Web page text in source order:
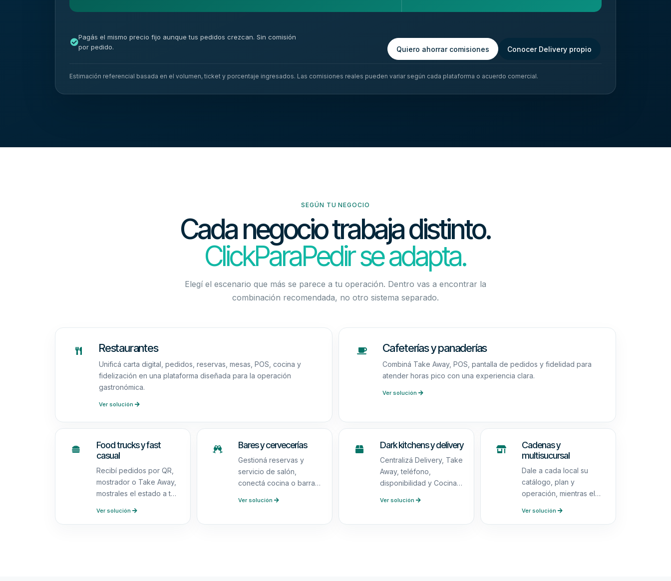
Pagás el mismo precio fijo aunque tus pedidos crezcan. Sin comisión
por pedido.
Quiero ahorrar comisiones Conocer Delivery propio
Estimación referencial basada en el volumen, ticket y porcentaje ingresados. Las comisiones reales pueden variar según cada plataforma o acuerdo comercial.
SEGÚN TU NEGOCIO
Cada negocio trabaja distinto.
ClickParaPedir se adapta.
Elegí el escenario que más se parece a tu operación. Dentro vas a encontrar la
combinación recomendada, no otro sistema separado.
Restaurantes
Unificá carta digital, pedidos, reservas, mesas, POS, cocina y
fidelización en una plataforma diseñada para la operación
gastronómica.
Ver solución
Cafeterías y panaderías
Combiná Take Away, POS, pantalla de pedidos y fidelidad para
atender horas pico con una experiencia clara.
Ver solución
Food trucks y fast
casual
Recibí pedidos por QR,
mostrador o Take Away,
mostrales el estado a tus
Ver solución
Bares y cervecerías
Gestioná reservas y
servicio de salón,
conectá cocina o barra y
Ver solución
Dark kitchens y delivery
Centralizá Delivery, Take
Away, teléfono,
disponibilidad y Cocina
Ver solución
Cadenas y
multisucursal
Dale a cada local su
catálogo, plan y
operación, mientras el
Ver solución